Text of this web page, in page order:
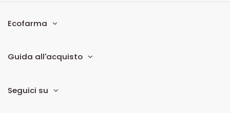
Ecofarma
Guida all'acquisto
Seguici su